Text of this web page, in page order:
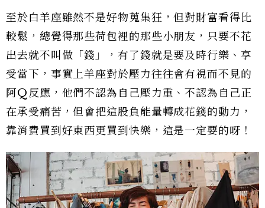
至於白羊座雖然不是好物蒐集狂，但對財富看得比
較鬆，總覺得那些荷包裡的那些小朋友，只要不花
出去就不叫做「錢」，有了錢就是要及時行樂、享
受當下，事實上羊座對於壓力往往會有視而不見的
阿Q反應，他們不認為自己壓力重、不認為自己正
在承受痛苦，但會把這股負能量轉成花錢的動力，
靠消費買到好東西更買到快樂，這是一定要的呀！